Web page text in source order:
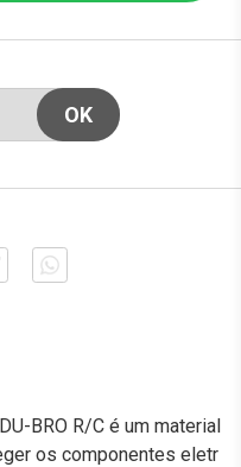
BRO R/C é um material
os componentes eletr